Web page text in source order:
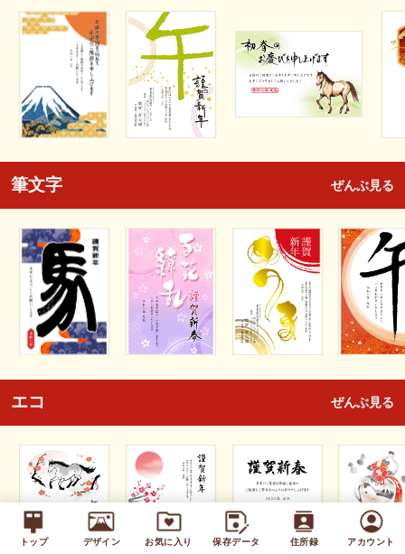
トップ デザイン お気に入り 保存データ 住所録 アカウント
筆文字 ぜんぶ見る
エコ ぜんぶ見る